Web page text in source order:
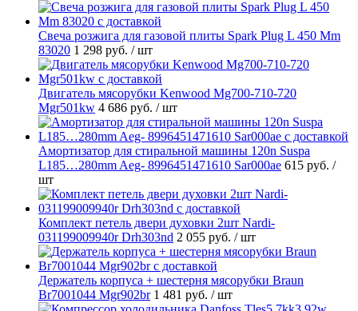
Свеча розжига для газовой плиты Spark Plug L 450 Mm
83020 1 298 руб. / шт
Двигатель мясорубки Kenwood Mg700-710-720
Mgr501kw 4 686 руб. / шт
Амортизатор для стиральной машины 120n Suspa
L185…280mm Aeg- 8996451471610 Sar000ae 615 руб. /
шт
Комплект петель двери духовки 2шт Nardi-
031199009940r Drh303nd 2 055 руб. / шт
Держатель корпуса + шестерня мясорубки Braun
Br7001044 Mgr902br 1 481 руб. / шт